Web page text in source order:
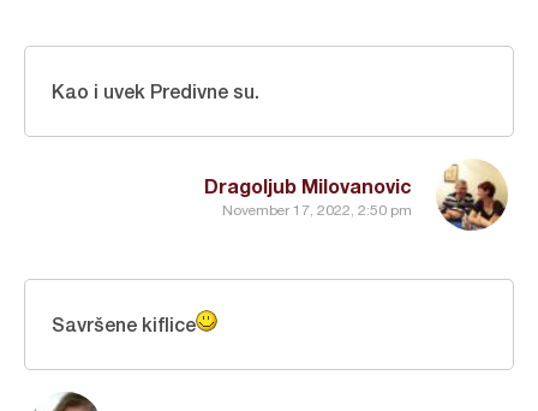
Dragoljub Milovanovic
November 17, 2022, 2:50 pm
Kao i uvek Predivne su.
Savršene kiflice